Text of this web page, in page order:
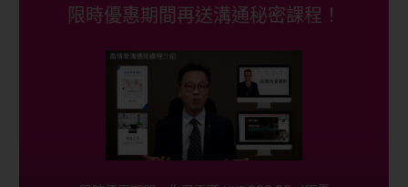
限時優惠期間再送溝通秘密課程！